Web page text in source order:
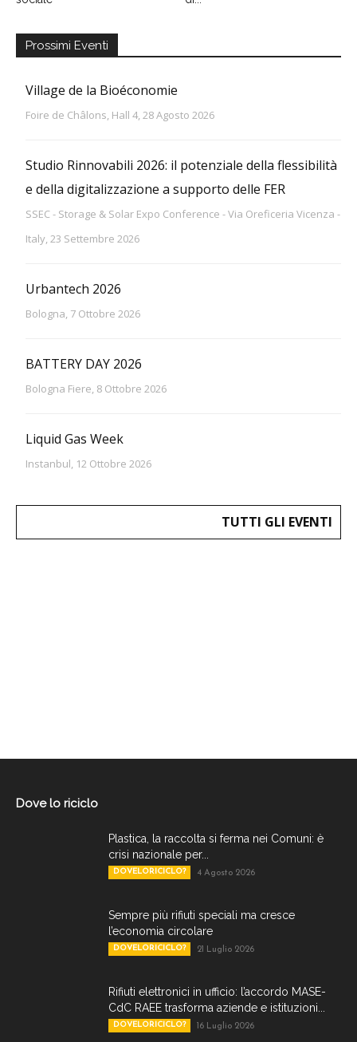
Prossimi Eventi
Village de la Bioéconomie
Foire de Châlons, Hall 4, 28 Agosto 2026
Studio Rinnovabili 2026: il potenziale della flessibilità
e della digitalizzazione a supporto delle FER
SSEC - Storage & Solar Expo Conference - Via Oreficeria Vicenza -
Italy, 23 Settembre 2026
Urbantech 2026
Bologna, 7 Ottobre 2026
BATTERY DAY 2026
Bologna Fiere, 8 Ottobre 2026
Liquid Gas Week
Instanbul, 12 Ottobre 2026
TUTTI GLI EVENTI
Dove lo riciclo
Plastica, la raccolta si ferma nei Comuni: è
crisi nazionale per...
DOVELORICICLO? 4 Agosto 2026
Sempre più rifiuti speciali ma cresce
l’economia circolare
DOVELORICICLO? 21 Luglio 2026
Rifiuti elettronici in ufficio: l’accordo MASE-
CdC RAEE trasforma aziende e istituzioni...
DOVELORICICLO? 16 Luglio 2026